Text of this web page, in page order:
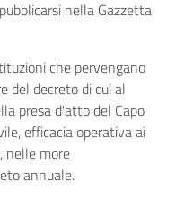
nella Gazzetta
che pervengano
del decreto di cui al
presa d'atto del Capo
efficacia operativa ai
nelle more
annuale.